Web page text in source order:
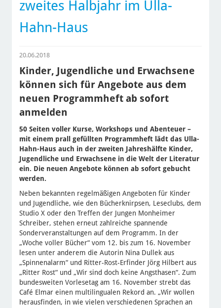
zweites Halbjahr im Ulla-
Hahn-Haus
20.06.2018
Kinder, Jugendliche und Erwachsene
können sich für Angebote aus dem
neuen Programmheft ab sofort
anmelden
50 Seiten voller Kurse, Workshops und Abenteuer –
mit einem prall gefüllten Programmheft lädt das Ulla-
Hahn-Haus auch in der zweiten Jahreshälfte Kinder,
Jugendliche und Erwachsene in die Welt der Literatur
ein. Die neuen Angebote können ab sofort gebucht
werden.
Neben bekannten regelmäßigen Angeboten für Kinder
und Jugendliche, wie den Bücherknirpsen, Leseclubs, dem
Studio X oder den Treffen der Jungen Monheimer
Schreiber, stehen erneut zahlreiche spannende
Sonderveranstaltungen auf dem Programm. In der
„Woche voller Bücher“ vom 12. bis zum 16. November
lesen unter anderem die Autorin Nina Dullek aus
„Spinnenalarm“ und Ritter-Rost-Erfinder Jörg Hilbert aus
„Ritter Rost“ und „Wir sind doch keine Angsthasen“. Zum
bundesweiten Vorlesetag am 16. November strebt das
Café Elmar einen multilingualen Rekord an. „Wir wollen
herausfinden, in wie vielen verschiedenen Sprachen an